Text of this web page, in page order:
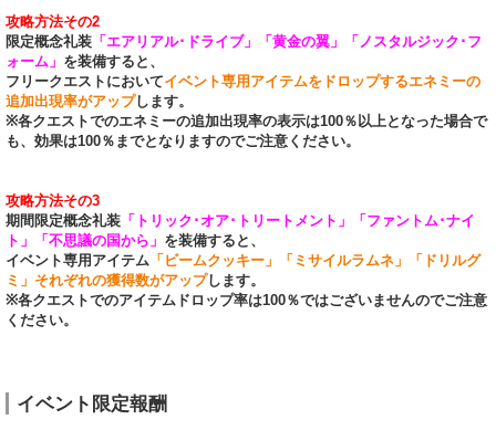
攻略方法その2
限定概念礼装 「エアリアル･ドライブ」「黄金の翼」「ノスタルジック･フ
ォーム」 を装備すると、
フリークエストにおいてイベント専用アイテムをドロップするエネミーの
追加出現率がアップします。
※各クエストでのエネミーの追加出現率の表示は100％以上となった場合で
も、効果は100％までとなりますのでご注意ください。
攻略方法その3
期間限定概念礼装 「トリック･オア･トリートメント」「ファントム･ナイ
ト」「不思議の国から」 を装備すると、
イベント専用アイテム 「ビームクッキー」「ミサイルラムネ」「ドリルグ
ミ」それぞれの獲得数がアップします。
※各クエストでのアイテムドロップ率は100％ではございませんのでご注意
ください。
イベント限定報酬